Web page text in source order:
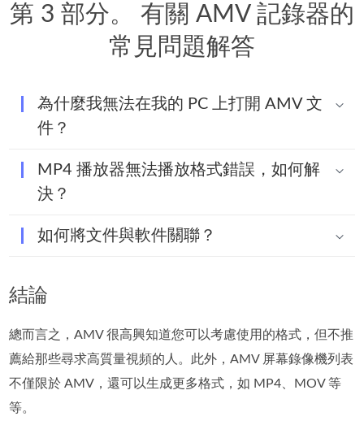
第 3 部分。 有關 AMV 記錄器的
常見問題解答
為什麼我無法在我的 PC 上打開 AMV 文
件？
MP4 播放器無法播放格式錯誤，如何解
決？
如何將文件與軟件關聯？
結論
總而言之，AMV 很高興知道您可以考慮使用的格式，但不推
薦給那些尋求高質量視頻的人。此外，AMV 屏幕錄像機列表
不僅限於 AMV，還可以生成更多格式，如 MP4、MOV 等
等。